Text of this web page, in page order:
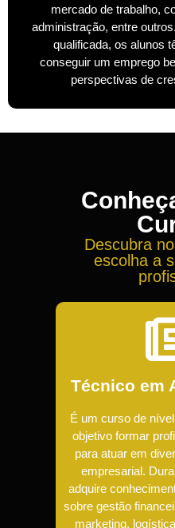
mercado de trabalho,
administração, entre
qualificada, os alunos
conseguir um emprego
perspectivas de
Descubra
escolha a
Técnico em
É um curso de
objetivo formar
para atuar em
empresarial.
adquire
sobre gestão
marketing,